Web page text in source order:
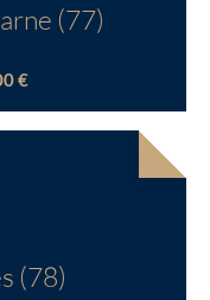
(77)
€
(78)